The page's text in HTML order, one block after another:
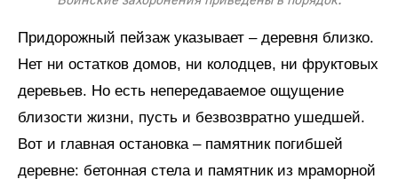
Придорожный пейзаж указывает – деревня близко.
Нет ни остатков домов, ни колодцев, ни фруктовых
деревьев. Но есть непередаваемое ощущение
близости жизни, пусть и безвозвратно ушедшей.
Вот и главная остановка – памятник погибшей
деревне: бетонная стела и памятник из мраморной